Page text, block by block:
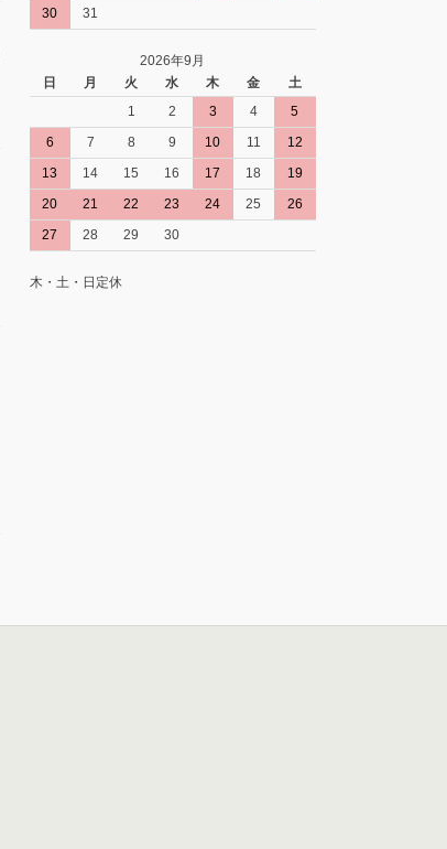
30
31
2026年9月
日
月 火 水 木 金
土
1
2 3 4
5
6
7 8 9 10 11
12
13
14 15 16 17 18
19
20
21 22 23 24 25
26
27
28 29 30
木・土・日定休